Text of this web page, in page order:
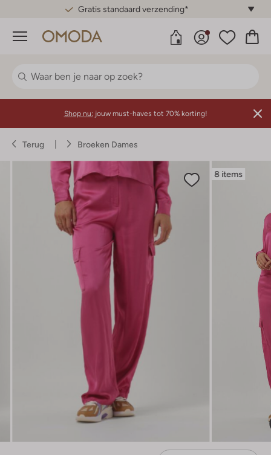
Gratis standaard verzending*
Menu
Shop nu: jouw must-haves tot 70% korting!
Terug Broeken Dames
8 items